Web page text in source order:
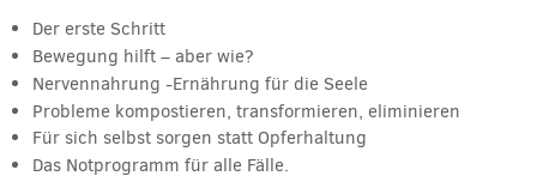
Der erste Schritt
Bewegung hilft – aber wie?
Nervennahrung -Ernährung für die Seele
Probleme kompostieren, transformieren, eliminieren
Für sich selbst sorgen statt Opferhaltung
Das Notprogramm für alle Fälle.